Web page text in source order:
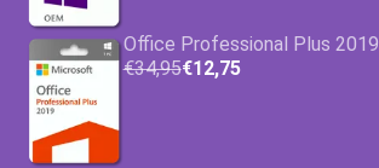
Office Professional Plus 2019
€34,95€12,75